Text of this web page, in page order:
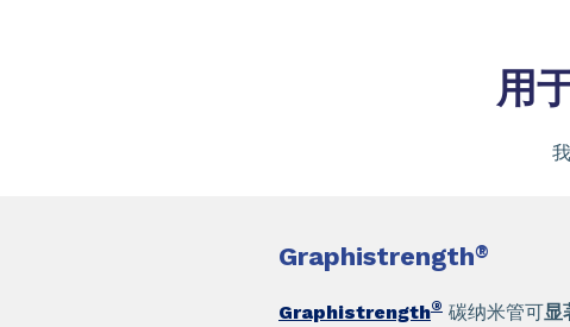
用
Graphistrength®
Graphistrength® 碳纳米管可显